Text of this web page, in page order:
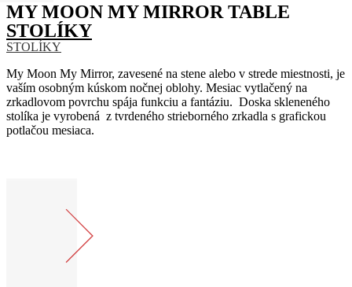
MY MOON MY MIRROR TABLE
STOLÍKY
STOLÍKY
My Moon My Mirror, zavesené na stene alebo v strede miestnosti, je
vaším osobným kúskom nočnej oblohy. Mesiac vytlačený na
zrkadlovom povrchu spája funkciu a fantáziu. Doska skleneného
stolíka je vyrobená z tvrdeného strieborného zrkadla s grafickou
potlačou mesiaca.